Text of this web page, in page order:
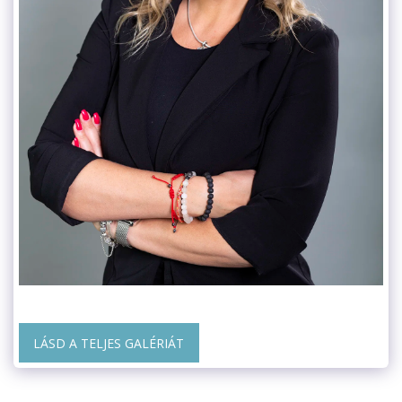
LÁSD A TELJES GALÉRIÁT